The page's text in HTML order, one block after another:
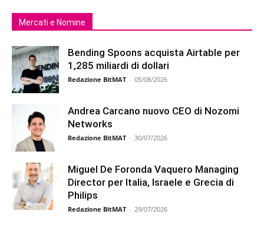
Mercati e Nomine
Bending Spoons acquista Airtable per
1,285 miliardi di dollari
Redazione BitMAT - 05/08/2026
Andrea Carcano nuovo CEO di Nozomi
Networks
Redazione BitMAT - 30/07/2026
Miguel De Foronda Vaquero Managing
Director per Italia, Israele e Grecia di
Philips
Redazione BitMAT - 29/07/2026